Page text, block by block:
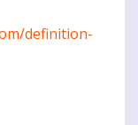
definition-